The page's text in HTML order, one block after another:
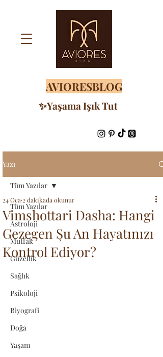
AVIORESBLOG
✨Yaşama Işık Tut
Yazı
Tüm Yazılar
Astroloji
Mutfak
Güzellik
Sağlık
Psikoloji
Biyografi
Doğa
Yaşam
Tüm Yazılar
Vimshottari Dasha: Hangi
Gezegen Şu An Hayatınızı
Kontrol Ediyor?
24 Oca 2 dakikada okunur